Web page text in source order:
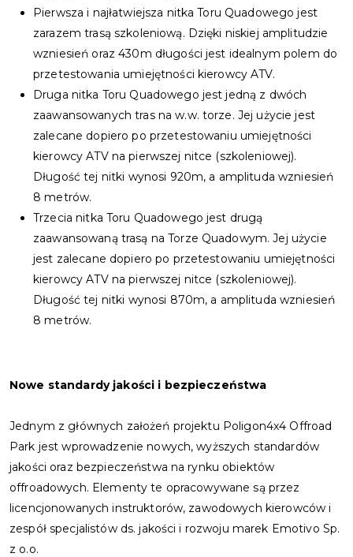
Pierwsza i najłatwiejsza nitka Toru Quadowego jest
zarazem trasą szkoleniową. Dzięki niskiej amplitudzie
wzniesień oraz 430m długości jest idealnym polem do
przetestowania umiejętności kierowcy ATV.
Druga nitka Toru Quadowego jest jedną z dwóch
zaawansowanych tras na w.w. torze. Jej użycie jest
zalecane dopiero po przetestowaniu umiejętności
kierowcy ATV na pierwszej nitce (szkoleniowej).
Długość tej nitki wynosi 920m, a amplituda wzniesień
8 metrów.
Trzecia nitka Toru Quadowego jest drugą
zaawansowaną trasą na Torze Quadowym. Jej użycie
jest zalecane dopiero po przetestowaniu umiejętności
kierowcy ATV na pierwszej nitce (szkoleniowej).
Długość tej nitki wynosi 870m, a amplituda wzniesień
8 metrów.
Nowe standardy jakości i bezpieczeństwa
Jednym z głównych założeń projektu Poligon4x4 Offroad
Park jest wprowadzenie nowych, wyższych standardów
jakości oraz bezpieczeństwa na rynku obiektów
offroadowych. Elementy te opracowywane są przez
licencjonowanych instruktorów, zawodowych kierowców i
zespół specjalistów ds. jakości i rozwoju marek Emotivo Sp.
z o.o.